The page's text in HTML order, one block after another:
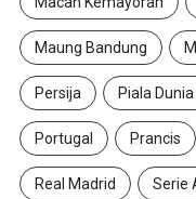
Maung Bandung
Persija Piala
Portugal Prancis
Real Madrid Serie